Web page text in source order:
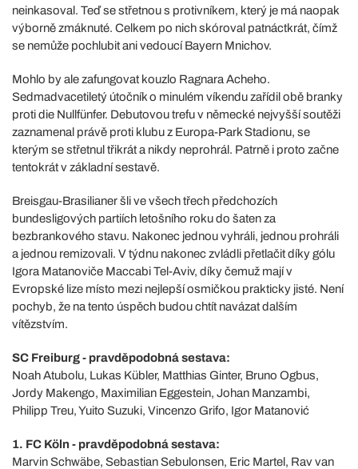
neinkasoval. Teď se střetnou s protivníkem, který je má naopak
výborně zmáknuté. Celkem po nich skóroval patnáctkrát, čímž
se nemůže pochlubit ani vedoucí Bayern Mnichov.
Mohlo by ale zafungovat kouzlo Ragnara Acheho.
Sedmadvacetiletý útočník o minulém víkendu zařídil obě branky
proti die Nullfünfer. Debutovou trefu v německé nejvyšší soutěži
zaznamenal právě proti klubu z Europa-Park Stadionu, se
kterým se střetnul třikrát a nikdy neprohrál. Patrně i proto začne
tentokrát v základní sestavě.
Breisgau-Brasilianer šli ve všech třech předchozích
bundesligových partiích letošního roku do šaten za
bezbrankového stavu. Nakonec jednou vyhráli, jednou prohráli
a jednou remizovali. V týdnu nakonec zvládli přetlačit díky gólu
Igora Matanoviče Maccabi Tel-Aviv, díky čemuž mají v
Evropské lize místo mezi nejlepší osmičkou prakticky jisté. Není
pochyb, že na tento úspěch budou chtít navázat dalším
vítězstvím.
SC Freiburg - pravděpodobná sestava:
Noah Atubolu, Lukas Kübler, Matthias Ginter, Bruno Ogbus,
Jordy Makengo, Maximilian Eggestein, Johan Manzambi,
Philipp Treu, Yuito Suzuki, Vincenzo Grifo, Igor Matanović
1. FC Köln - pravděpodobná sestava:
Marvin Schwäbe, Sebastian Sebulonsen, Eric Martel, Rav van